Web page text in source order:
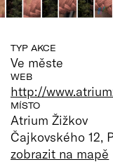
TYP AKCE
Ve měste
WEB
http://
MÍSTO
Atrium Žižkov
Čajkovského 12,
zobrazit na mapě